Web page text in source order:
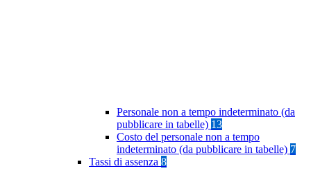
Personale non a tempo indeterminato (da
pubblicare in tabelle) 13
Costo del personale non a tempo
indeterminato (da pubblicare in tabelle) 7
Tassi di assenza 8